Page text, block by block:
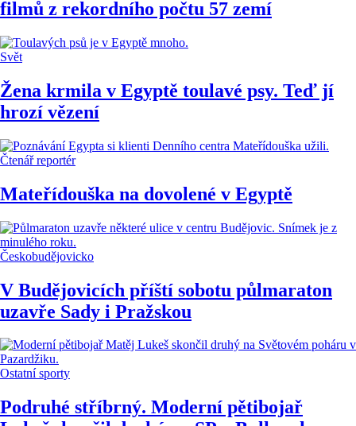
filmů z rekordního počtu 57 zemí
Svět
Žena krmila v Egyptě toulavé psy. Teď jí
hrozí vězení
Čtenář reportér
Mateřídouška na dovolené v Egyptě
Českobudějovicko
V Budějovicích příští sobotu půlmaraton
uzavře Sady i Pražskou
Ostatní sporty
Podruhé stříbrný. Moderní pětibojař